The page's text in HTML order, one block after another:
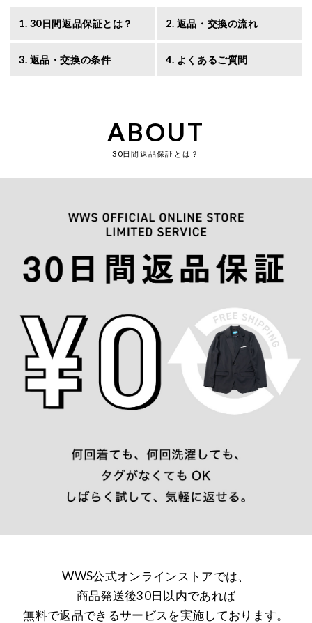
1. 30日間返品保証とは？ 2. 返品・交換の流れ
3. 返品・交換の条件 4. よくあるご質問
ABOUT
30日間返品保証とは？
WWS公式オンラインストアでは、
商品発送後30日以内であれば
無料で返品できるサービスを実施しております。